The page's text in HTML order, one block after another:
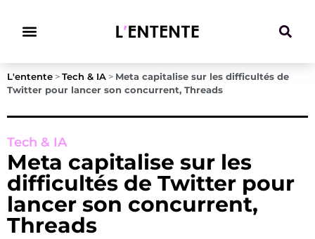
L'entente > Tech & IA > Meta capitalise sur les difficultés de
Twitter pour lancer son concurrent, Threads
Tech & IA
Meta capitalise sur les
difficultés de Twitter pour
lancer son concurrent,
Threads